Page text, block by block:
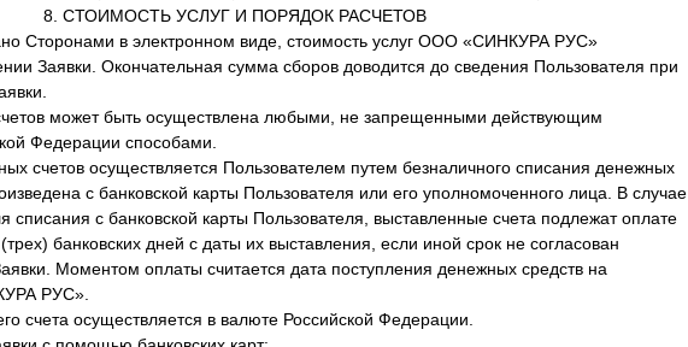
8. СТОИМОСТЬ УСЛУГ И ПОРЯДОК РАСЧЕТОВ
Сторонами в электронном виде, стоимость услуг ООО «СИНКУРА РУС»
Заявки. Окончательная сумма сборов доводится до сведения Пользователя при
может быть осуществлена любыми, не запрещенными действующим
Федерации способами.
счетов осуществляется Пользователем путем безналичного списания денежных
с банковской карты Пользователя или его уполномоченного лица. В случае
списания с банковской карты Пользователя, выставленные счета подлежат оплате
банковских дней с даты их выставления, если иной срок не согласован
Моментом оплаты считается дата поступления денежных средств на
РУС».
счета осуществляется в валюте Российской Федерации.